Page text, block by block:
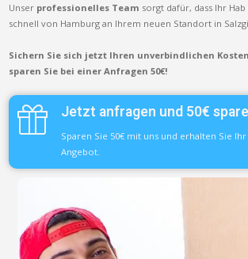
Unser professionelles Team sorgt dafür, dass Ihr
schnell von Hamburg an Ihrem neuen Standort in
Sichern Sie sich jetzt Ihren unverbindlichen
sparen Sie bei einer Anfragen 50€!
Jetzt anfragen und 50€
Sparen Sie 50€ mit uns und erhalten Sie
Angebot.